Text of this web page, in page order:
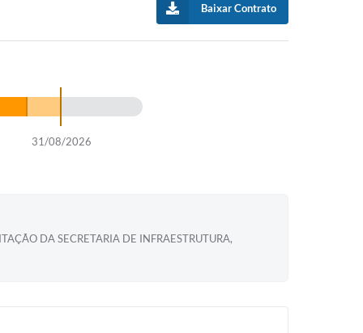
Baixar Contrato
31/08/2026
DA SECRETARIA DE INFRAESTRUTURA,